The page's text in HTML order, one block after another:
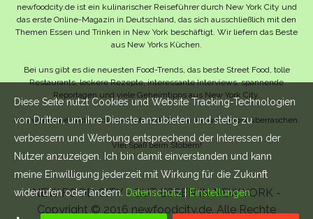
newfoodcity.de ist ein kulinarischer Reiseführer durch New York City und
das erste Online-Magazin in Deutschland, das sich ausschließlich mit den
Themen Essen und Trinken in New York beschäftigt. Wir liefern das Beste
aus New Yorks Küchen.
Bei uns gibt es die neuesten Food-Trends, das beste Street Food, tolle
Restaurants, leckere Rezepte, interessante Interviews, spannende
Reportagen und viele Geheimtipps aus New York City.
Und wahrscheinlich noch viel mehr – da lassen wir uns selbst überraschen.
Viel Spaß beim Stöbern!
NEW FOOD CITY - GUT ESSEN IN NEW YORK -
Copyright © 2016 newfoodcity.de. Alle Rechte
Diese Seite nutzt Cookies und Website Tracking-Technologien
von Dritten, um ihre Dienste anzubieten und stetig zu
verbessern und Werbung entsprechend der Interessen der
Nutzer anzuzeigen. Ich bin damit einverstanden und kann
meine Einwilligung jederzeit mit Wirkung für die Zukunft
widerrufen oder ändern. Datenschutz| Einstellungen